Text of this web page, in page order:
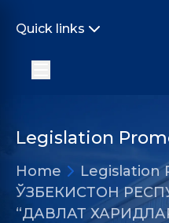
Quick links
Legislation
Home
Legislation
ЎЗБЕКИСТОН
“ДАВЛАТ